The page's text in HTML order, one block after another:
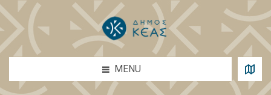
MENU